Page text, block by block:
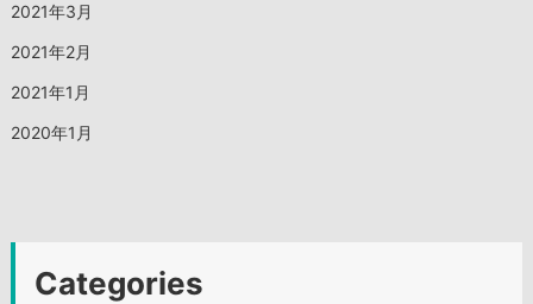
2021年3月
2021年2月
2021年1月
2020年1月
Categories